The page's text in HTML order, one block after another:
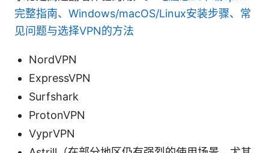
完整指南、Windows/macOS/Linux安装步骤、常
见问题与选择VPN的方法
NordVPN
ExpressVPN
Surfshark
ProtonVPN
VyprVPN